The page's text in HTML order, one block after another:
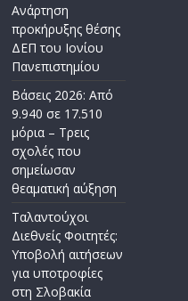
Ανάρτηση
προκήρυξης θέσης
ΔΕΠ του Ιονίου
Πανεπιστημίου
Βάσεις 2026: Από
9.940 σε 17.510
μόρια – Τρεις
σχολές που
σημείωσαν
θεαματική αύξηση
Ταλαντούχοι
Διεθνείς Φοιτητές:
Υποβολή αιτήσεων
για υποτροφίες
στη Σλοβακία